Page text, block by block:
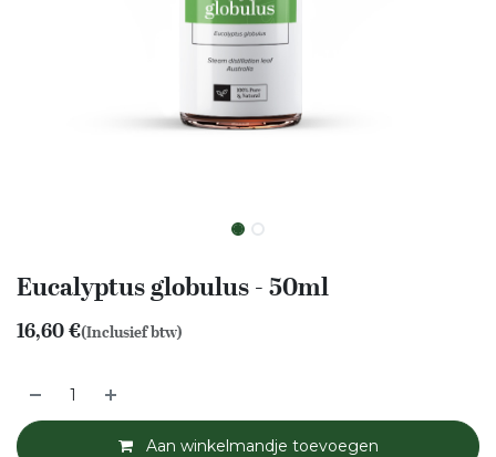
Eucalyptus globulus - 50ml
16,60€(Inclusief btw)
Aan winkelmandje toevoegen